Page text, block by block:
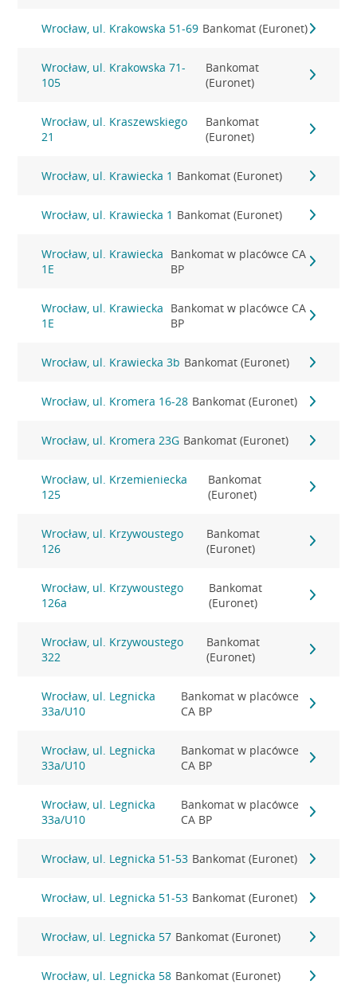
Wrocław, ul. Krakowska 51-69 Bankomat (Euronet)
Wrocław, ul. Krakowska 71-
105
Bankomat
(Euronet)
Wrocław, ul. Kraszewskiego
21
Bankomat
(Euronet)
Wrocław, ul. Krawiecka 1 Bankomat (Euronet)
Wrocław, ul. Krawiecka 1 Bankomat (Euronet)
Wrocław, ul. Krawiecka
1E
Bankomat w placówce CA
BP
Wrocław, ul. Krawiecka
1E
Bankomat w placówce CA
BP
Wrocław, ul. Krawiecka 3b Bankomat (Euronet)
Wrocław, ul. Kromera 16-28 Bankomat (Euronet)
Wrocław, ul. Kromera 23G Bankomat (Euronet)
Wrocław, ul. Krzemieniecka
125
Bankomat
(Euronet)
Wrocław, ul. Krzywoustego
126
Bankomat
(Euronet)
Wrocław, ul. Krzywoustego
126a
Bankomat
(Euronet)
Wrocław, ul. Krzywoustego
322
Bankomat
(Euronet)
Wrocław, ul. Legnicka
33a/U10
Bankomat w placówce
CA BP
Wrocław, ul. Legnicka
33a/U10
Bankomat w placówce
CA BP
Wrocław, ul. Legnicka
33a/U10
Bankomat w placówce
CA BP
Wrocław, ul. Legnicka 51-53 Bankomat (Euronet)
Wrocław, ul. Legnicka 51-53 Bankomat (Euronet)
Wrocław, ul. Legnicka 57 Bankomat (Euronet)
Wrocław, ul. Legnicka 58 Bankomat (Euronet)